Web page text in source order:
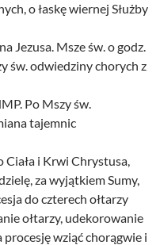
o łaskę wiernej Służby
Jezusa. Msze św. o godz.
św. odwiedziny chorych z
Po Mszy św.
tajemnic
i Krwi Chrystusa,
za wyjątkiem Sumy,
do czterech ołtarzy
ołtarzy, udekorowanie
wziąć chorągwie i